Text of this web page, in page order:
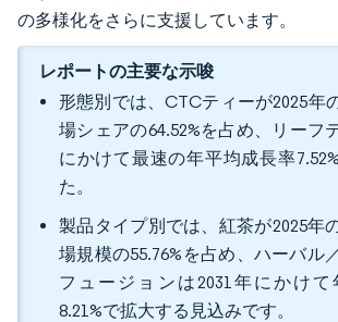
の多様化をさらに支援しています。
レポートの主要な示唆
形態別では、CTCティーが2025年
場シェアの64.52%を占め、リーフ
にかけて最速の年平均成長率
た。
製品タイプ別では、紅茶が2025年
場規模の55.76%を占め、ハーバル
フュージョンは2031年にかけ
8.21%で拡大する見込みです。